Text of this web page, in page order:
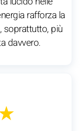
rafforza la
soprattutto, più
davvero.